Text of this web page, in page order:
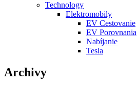
Technology
Elektromobily
EV Cestovanie
EV Porovnania
Nabíjanie
Tesla
Archivy